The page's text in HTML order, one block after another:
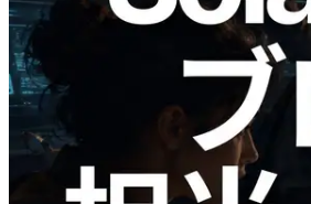
2026.05.24
Validators Solutions、
ナライザーを公開 —
ク生成時間と担当バリ
この記事を読む